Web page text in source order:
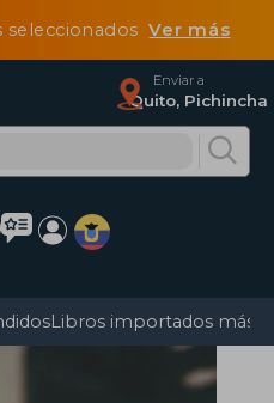
seleccionadosVer más
Enviar a
Quito, Pichincha
Libros importados más